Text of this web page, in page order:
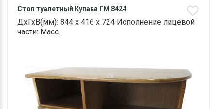
Стол туалетный Купава ГМ 8424
ДхГхВ(мм): 844 х 416 х 724 Исполнение лицевой
части: Масс..